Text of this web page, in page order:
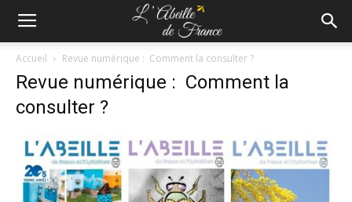
Accueil Revue numérique : Comment la consulter ?
Revue numérique : Comment la
consulter ?